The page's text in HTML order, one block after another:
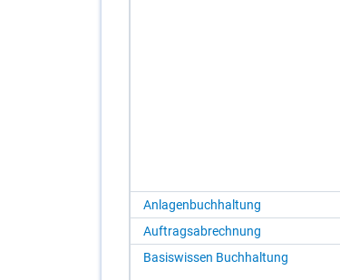
Anlagenbuchhaltung
Auftragsabrechnung
Basiswissen Buchhaltung